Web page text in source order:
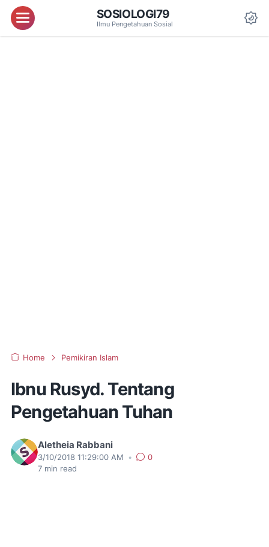
Menu SOSIOLOGI79
Ilmu Pengetahuan Sosial
Home Pemikiran Islam
Ibnu Rusyd. Tentang
Pengetahuan Tuhan
Aletheia Rabbani
3/10/2018 11:29:00 AM •
0
7 min read